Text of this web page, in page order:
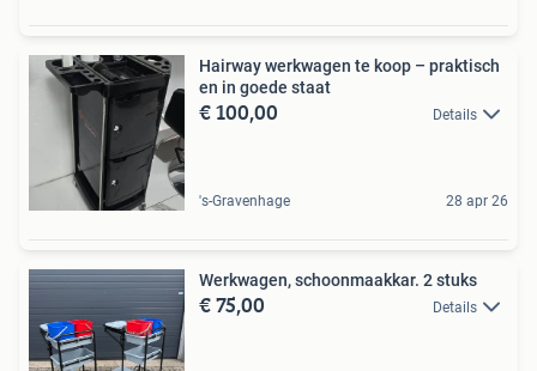
Hairway werkwagen te koop – praktisch
en in goede staat
€ 100,00 Details
's-Gravenhage 28 apr 26
Werkwagen, schoonmaakkar. 2 stuks
€ 75,00 Details